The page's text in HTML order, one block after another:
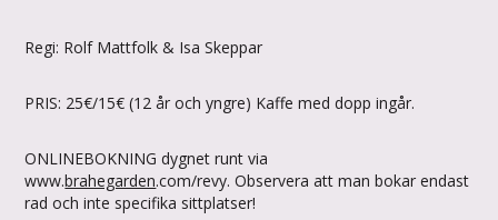
Regi: Rolf Mattfolk & Isa Skeppar
PRIS: 25€/15€ (12 år och yngre) Kaffe med dopp ingår.
ONLINEBOKNING dygnet runt via
www.brahegarden.com/revy. Observera att man bokar endast
rad och inte specifika sittplatser!